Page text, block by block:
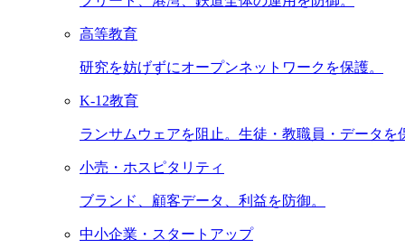
高等教育
研究を妨げずにオープンネットワークを保護。
K-12教育
ランサムウェアを阻止。生徒・教職員・データを
小売・ホスピタリティ
ブランド、顧客データ、利益を防御。
中小企業・スタートアップ